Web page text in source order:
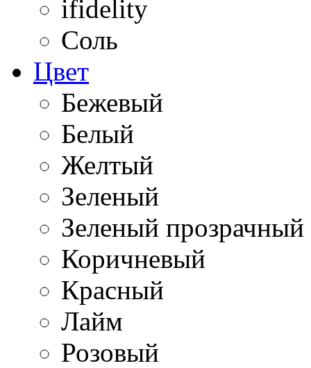
ifidelity
Соль
Цвет
Бежевый
Белый
Желтый
Зеленый
Зеленый прозрачный
Коричневый
Красный
Лайм
Розовый